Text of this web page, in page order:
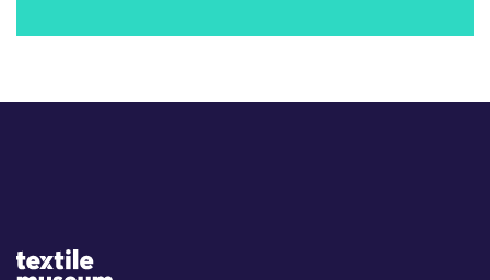
Site Logo